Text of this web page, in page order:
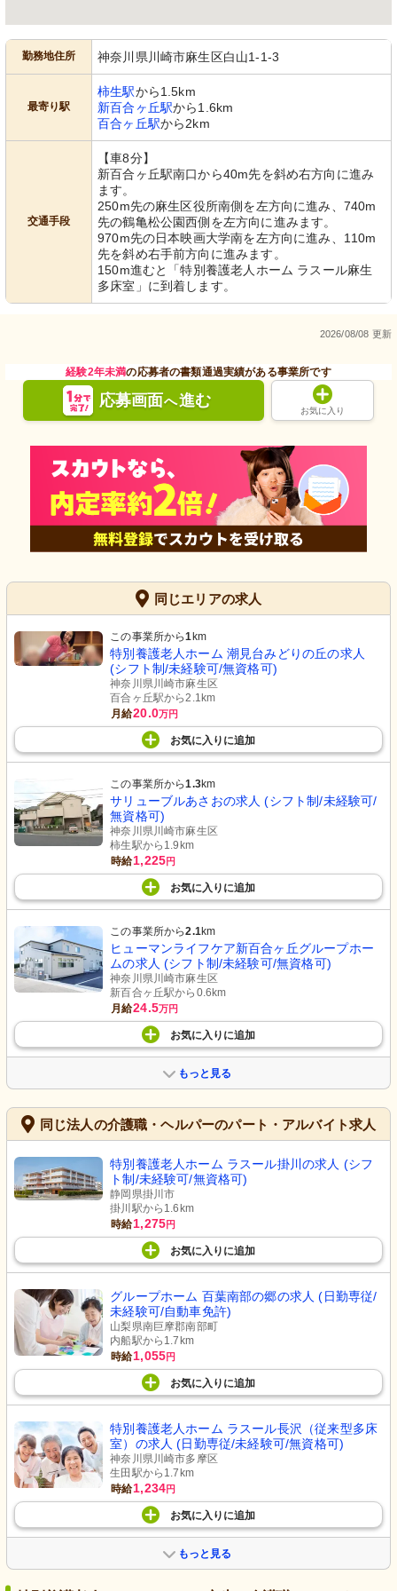
勤務地住所 神奈川県川崎市麻生区白山1-1-3
最寄り駅
柿生駅から1.5km
新百合ヶ丘駅から1.6km
百合ヶ丘駅から2km
交通手段
【車8分】
新百合ヶ丘駅南口から40m先を斜め右方向に進み
ます。
250m先の麻生区役所南側を左方向に進み、740m
先の鶴亀松公園西側を左方向に進みます。
970m先の日本映画大学南を左方向に進み、110m
先を斜め右手前方向に進みます。
150m進むと「特別養護老人ホーム ラスール麻生
多床室」に到着します。
2026/08/08 更新
経験2年未満の応募者の書類通過実績がある事業所です
応募画面へ進む
お気に入り
同じエリアの求人
この事業所から1 km
特別養護老人ホーム 潮見台みどりの丘の求人
(シフト制/未経験可/無資格可)
神奈川県川崎市麻生区
百合ヶ丘駅から2.1km
月給20.0万円
お気に入り に追加
この事業所から1.3km
サリューブルあさおの求人 (シフト制/未経験可/
無資格可)
神奈川県川崎市麻生区
柿生駅から1.9km
時給1,225円
お気に入り に追加
この事業所から2.1km
ヒューマンライフケア新百合ヶ丘グループホー
ムの求人 (シフト制/未経験可/無資格可)
神奈川県川崎市麻生区
新百合ヶ丘駅から0.6km
月給24.5万円
お気に入り に追加
もっと見る
同じ法人の介護職・ヘルパーのパート・アルバイト求人
特別養護老人ホーム ラスール掛川の求人 (シフ
ト制/未経験可/無資格可)
静岡県掛川市
掛川駅から1.6km
時給1,275円
お気に入り に追加
グループホーム 百葉南部の郷の求人 (日勤専従/
未経験可/自動車免許)
山梨県南巨摩郡南部町
内船駅から1.7km
時給1,055円
お気に入り に追加
特別養護老人ホーム ラスール長沢（従来型多床
室）の求人 (日勤専従/未経験可/無資格可)
神奈川県川崎市多摩区
生田駅から1.7km
時給1,234円
お気に入り に追加
もっと見る